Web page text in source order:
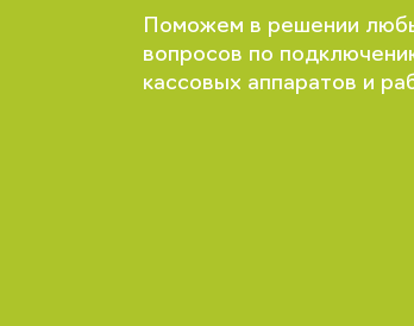
Поможем в решении
вопросов по
кассовых аппаратов и